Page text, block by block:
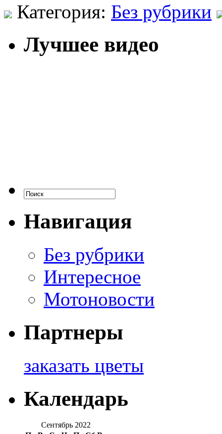
Категория: Без рубрики
Лучшее видео
Навигация
Без рубрики
Интересное
Мотоновости
Партнеры
заказать цветы
Календарь
Сентябрь 2022